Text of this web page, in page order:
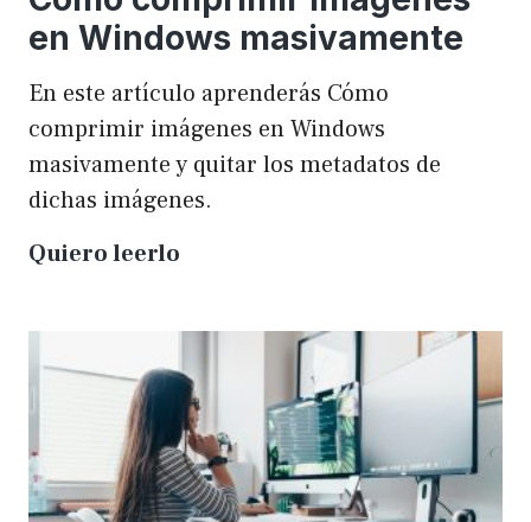
en Windows masivamente
En este artículo aprenderás Cómo
comprimir imágenes en Windows
masivamente y quitar los metadatos de
dichas imágenes.
Quiero leerlo
imágenes
Windows
masivamente